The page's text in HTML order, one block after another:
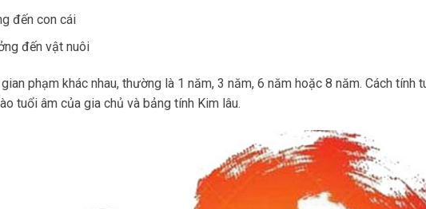
đến con cái
đến vật nuôi
phạm khác nhau, thường là 1 năm, 3 năm, 6 năm hoặc 8 năm. Cách tính
tuổi âm của gia chủ và bảng tính Kim lâu.